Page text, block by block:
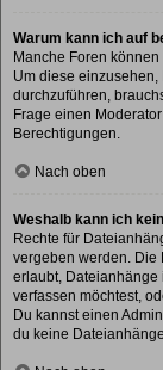
Warum kann ich auf
Manche Foren
Um diese
durchzuführen,
Frage einen
Berechtigungen.
Nach oben
Weshalb kann ich
Rechte für
vergeben werden. Die
erlaubt, Dateianhänge
verfassen möchtest,
Du kannst einen
du keine